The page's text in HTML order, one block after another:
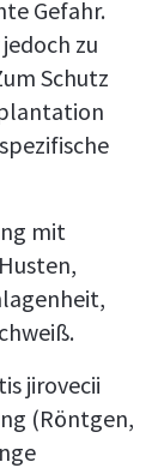
Gefahr.
zu
Schutz
mit
jirovecii
(Röntgen,